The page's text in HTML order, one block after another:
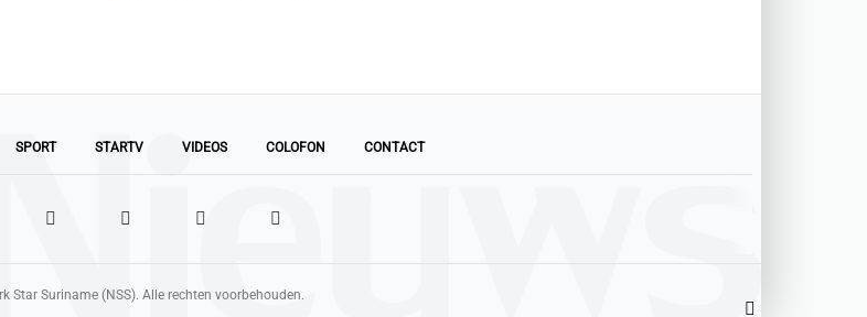
SPORT STARTV VIDEOS COLOFON CONTACT
Star Suriname (NSS). Alle rechten voorbehouden.